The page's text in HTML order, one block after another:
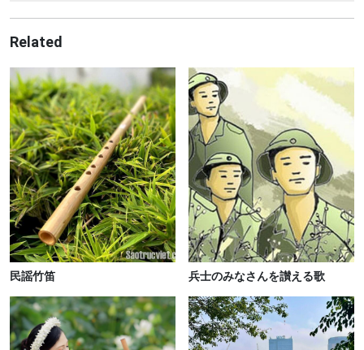
Related
民謡竹笛 兵士のみなさんを讃える歌